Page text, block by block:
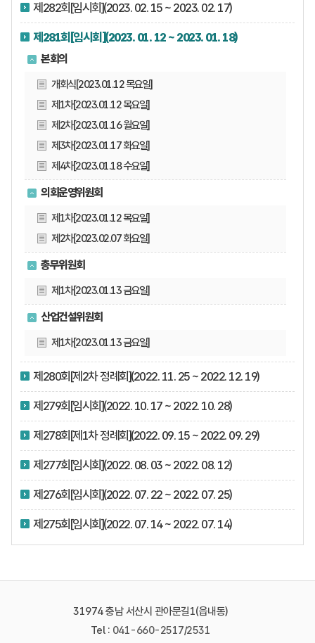
제282회[임시회](2023. 02. 15 ~ 2023. 02. 17)
제281회[임시회](2023. 01. 12 ~ 2023. 01. 18)
본회의
개회식[2023.01.12 목요일]
제1차[2023.01.12 목요일]
제2차[2023.01.16 월요일]
제3차[2023.01.17 화요일]
제4차[2023.01.18 수요일]
의회운영위원회
제1차[2023.01.12 목요일]
제2차[2023.02.07 화요일]
총무위원회
제1차[2023.01.13 금요일]
산업건설위원회
제1차[2023.01.13 금요일]
제280회[제2차 정례회](2022. 11. 25 ~ 2022. 12. 19)
제279회[임시회](2022. 10. 17 ~ 2022. 10. 28)
제278회[제1차 정례회](2022. 09. 15 ~ 2022. 09. 29)
제277회[임시회](2022. 08. 03 ~ 2022. 08. 12)
제276회[임시회](2022. 07. 22 ~ 2022. 07. 25)
제275회[임시회](2022. 07. 14 ~ 2022. 07. 14)
31974 충남 서산시 관아문길1(읍내동)
Tel : 041-660-2517/2531